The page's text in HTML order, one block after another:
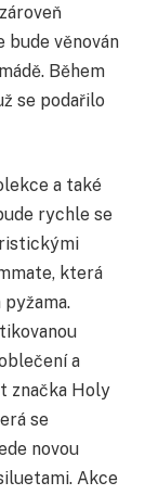
bude věnován
Během
se podařilo
a také
rychle se
která
a
značka Holy
se
novou
Akce